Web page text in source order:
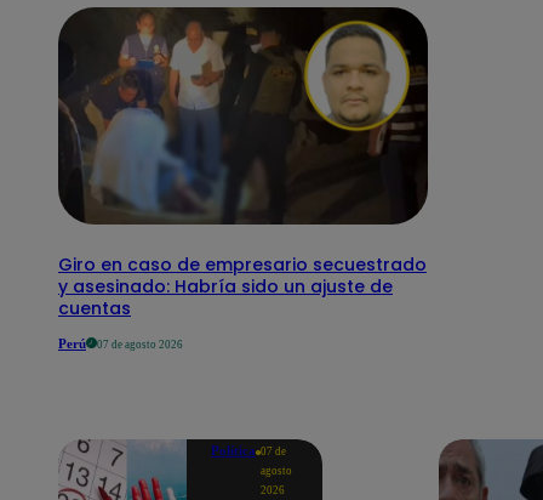
Giro en caso de empresario secuestrado
y asesinado: Habría sido un ajuste de
cuentas
Perú 07 de agosto 2026
Política 07 de
agosto
2026